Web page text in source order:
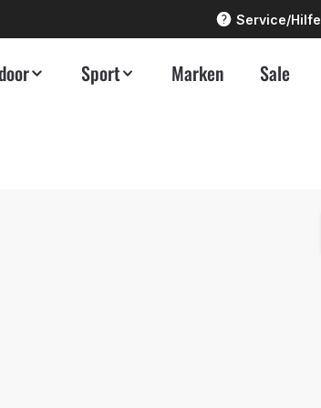
Service/Hilfe
Sport Marken Sale